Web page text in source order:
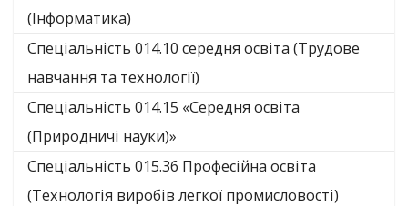
(Інформатика)
Спеціальність 014.10 середня освіта (Трудове
навчання та технології)
Спеціальність 014.15 «Середня освіта
(Природничі науки)»
Спеціальність 015.36 Професійна освіта
(Технологія виробів легкої промисловості)